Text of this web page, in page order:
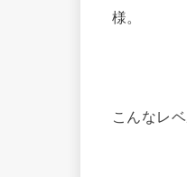
様。
こんなレ